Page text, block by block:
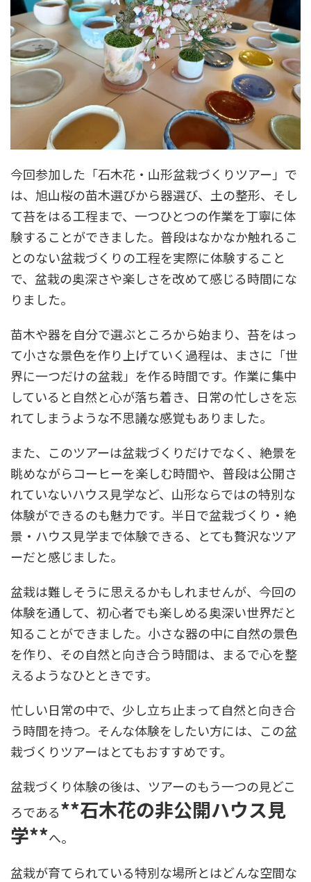
今回参加した「石木花・山形盆栽づくりツアー」で
は、旭山桜の苗木選びから器選び、土の整形、そし
て苔をはる工程まで、一つひとつの作業を丁寧に体
験することができました。普段はなかなか触れるこ
とのない盆栽づくりの工程を実際に体験すること
で、盆栽の奥深さや楽しさを改めて感じる時間にな
りました。
苗木や器を自分で選ぶところから始まり、苔をはっ
て小さな景色を作り上げていく過程は、まさに「世
界に一つだけの盆栽」を作る時間です。作業に集中
していると自然と心が落ち着き、日常の忙しさを忘
れてしまうような不思議な感覚もありました。
また、このツアーは盆栽づくりだけでなく、絶景を
眺めながらコーヒーを楽しむ時間や、普段は公開さ
れていないハウス見学など、山形ならではの特別な
体験ができるのも魅力です。半日で盆栽づくり・絶
景・ハウス見学まで体験できる、とても贅沢なツア
ーだと感じました。
盆栽は難しそうに思えるかもしれませんが、今回の
体験を通して、初心者でも楽しめる奥深い世界だと
知ることができました。小さな器の中に自然の景色
を作り、その自然と向き合う時間は、まるで心を整
えるようなひとときです。
忙しい日常の中で、少し立ち止まって自然と向き合
う時間を持つ。そんな体験をしたい方には、この盆
栽づくりツアーはとてもおすすめです。
盆栽づくり体験の後は、ツアーのもう一つの見どこ
ろである**石木花の非公開ハウス見
学**へ。
盆栽が育てられている特別な場所とはどんな空間な